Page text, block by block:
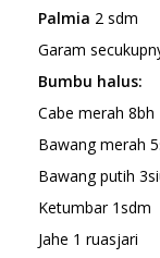
Palmia 2 sdm
Garam
Bumbu halus:
Cabe merah 8bh
Bawang merah
Bawang putih
Ketumbar 1sdm
Jahe 1 ruasjari